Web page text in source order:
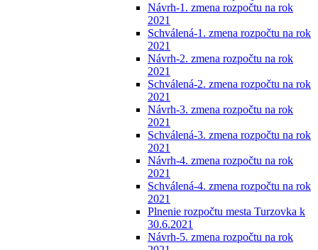
Návrh-1. zmena rozpočtu na rok
2021
Schválená-1. zmena rozpočtu na rok
2021
Návrh-2. zmena rozpočtu na rok
2021
Schválená-2. zmena rozpočtu na rok
2021
Návrh-3. zmena rozpočtu na rok
2021
Schválená-3. zmena rozpočtu na rok
2021
Návrh-4. zmena rozpočtu na rok
2021
Schválená-4. zmena rozpočtu na rok
2021
Plnenie rozpočtu mesta Turzovka k
30.6.2021
Návrh-5. zmena rozpočtu na rok